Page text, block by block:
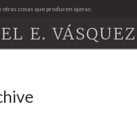
otras cosas que producen ojeras.
E.